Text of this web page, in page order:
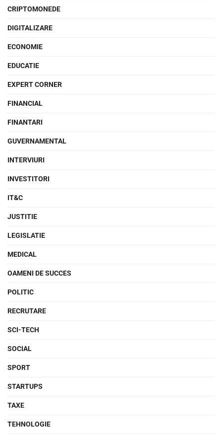
CRIPTOMONEDE
DIGITALIZARE
ECONOMIE
EDUCATIE
EXPERT CORNER
FINANCIAL
FINANTARI
GUVERNAMENTAL
INTERVIURI
INVESTITORI
IT&C
JUSTITIE
LEGISLATIE
MEDICAL
OAMENI DE SUCCES
POLITIC
RECRUTARE
SCI-TECH
SOCIAL
SPORT
STARTUPS
TAXE
TEHNOLOGIE